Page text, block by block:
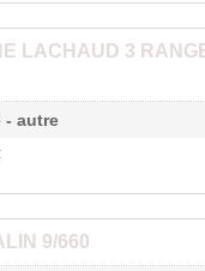
LACHAUD 3
- autre
9/660